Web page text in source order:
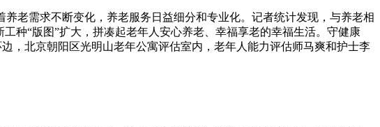
老需求不断变化，养老服务日益细分和专业化。记者统计发现，与养老相
种“版图”扩大，拼凑起老年人安心养老、幸福享老的幸福生活。守健康
，北京朝阳区光明山老年公寓评估室内，老年人能力评估师马爽和护士李